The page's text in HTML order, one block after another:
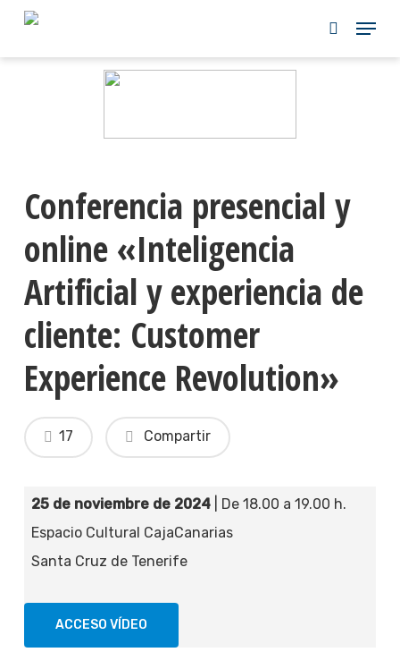
Skip
Conferencia presencial y
online «Inteligencia
Artificial y experiencia de
cliente: Customer
Experience Revolution»
Compartir
17
25 de noviembre de 2024 | De 18.00 a 19.00 h.
Espacio Cultural CajaCanarias
Santa Cruz de Tenerife
ACCESO VÍDEO